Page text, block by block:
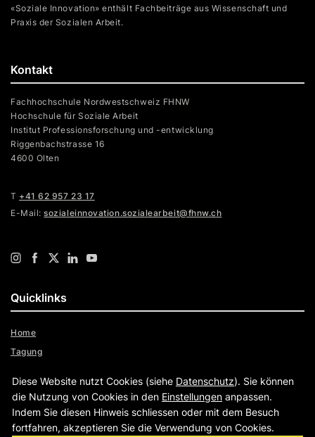
Kontakt
Fachhochschule Nordwestschweiz FHNW
Hochschule für Soziale Arbeit
Institut Professionsforschung und -entwicklung
Riggenbachstrasse 16
4600 Olten
T +41 62 957 23 17
E-Mail:sozialeinnovation.sozialearbeit@fhnw.ch
«Soziale Innovation» enthält Fachbeiträge aus Wissenschaft und
Praxis der Sozialen Arbeit.
Quicklinks
Home
Tagung
Diese Website nutzt Cookies (siehe Datenschutz). Sie können
die Nutzung von Cookies in den Einstellungen anpassen.
Indem Sie diesen Hinweis schliessen oder mit dem Besuch
fortfahren, akzeptieren Sie die Verwendung von Cookies.